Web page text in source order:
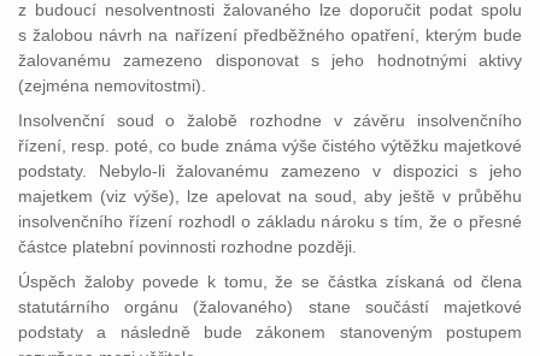
z budoucí nesolventnosti žalovaného lze doporučit podat spolu
s žalobou návrh na nařízení předběžného opatření, kterým bude
žalovanému zamezeno disponovat s jeho hodnotnými aktivy
(zejména nemovitostmi).
Insolvenční soud o žalobě rozhodne v závěru insolvenčního
řízení, resp. poté, co bude známa výše čistého výtěžku majetkové
podstaty. Nebylo-li žalovanému zamezeno v dispozici s jeho
majetkem (viz výše), lze apelovat na soud, aby ještě v průběhu
insolvenčního řízení rozhodl o základu nároku s tím, že o přesné
částce platební povinnosti rozhodne později.
Úspěch žaloby povede k tomu, že se částka získaná od člena
statutárního orgánu (žalovaného) stane součástí majetkové
podstaty a následně bude zákonem stanoveným postupem